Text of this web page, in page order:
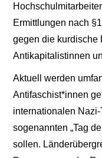
Ermittlungen nach
gegen die kurdische
Antikapitalistinnen
Aktuell werden
Antifaschist*innen
internationalen
sogenannten „Tag
sollen.